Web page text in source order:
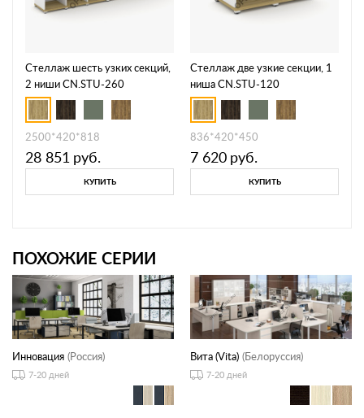
Стеллаж шесть узких секций,
2 ниши CN.STU-260
2500*420*818
28 851 руб.
КУПИТЬ
Стеллаж две узкие секции, 1
ниша CN.STU-120
836*420*450
7 620 руб.
КУПИТЬ
ПОХОЖИЕ СЕРИИ
Инновация (Россия)
7-20 дней
Вита (Vita) (Белоруссия)
7-20 дней